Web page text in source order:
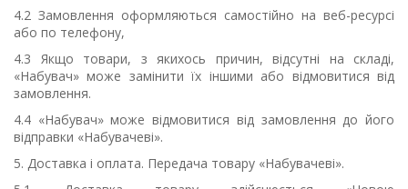
4.2 Замовлення оформляються самостійно на веб-ресурсі
або по телефону,
4.3 Якщо товари, з якихось причин, відсутні на складі,
«Набувач» може замінити їх іншими або відмовитися від
замовлення.
4.4 «Набувач» може відмовитися від замовлення до його
відправки «Набувачеві».
5. Доставка і оплата. Передача товару «Набувачеві».